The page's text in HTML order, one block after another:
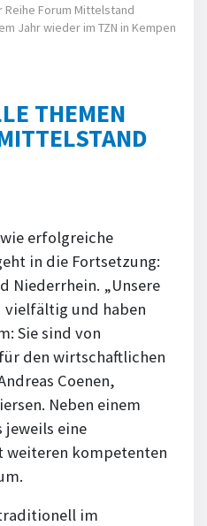
Reihe Forum Mittelstand
Jahr wieder im TZN in Kempen
THEMEN
erfolgreiche
in die Fortsetzung:
Niederrhein. „Unsere
vielfältig und haben
Sie sind von
den wirtschaftlichen
Coenen,
Neben einem
eine
weiteren kompetenten
im